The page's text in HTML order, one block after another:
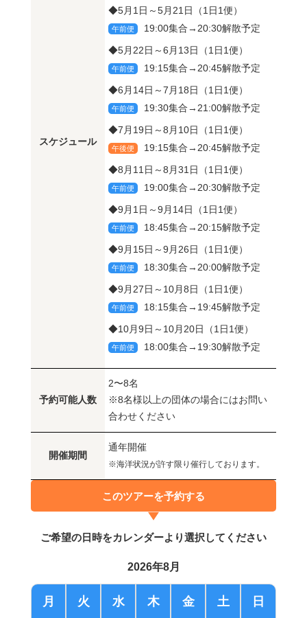
スケジュール
◆5月1日～5月21日（1日1便）
午前便 19:00集合→20:30解散予定
◆5月22日～6月13日（1日1便）
午前便 19:15集合→20:45解散予定
◆6月14日～7月18日（1日1便）
午前便 19:30集合→21:00解散予定
◆7月19日～8月10日（1日1便）
午後便 19:15集合→20:45解散予定
◆8月11日～8月31日（1日1便）
午前便 19:00集合→20:30解散予定
◆9月1日～9月14日（1日1便）
午前便 18:45集合→20:15解散予定
◆9月15日～9月26日（1日1便）
午前便 18:30集合→20:00解散予定
◆9月27日～10月8日（1日1便）
午前便 18:15集合→19:45解散予定
◆10月9日～10月20日（1日1便）
午前便 18:00集合→19:30解散予定
予約可能人数
2〜8名
※8名様以上の団体の場合にはお問い
合わせください
開催期間
通年開催
※海洋状況が許す限り催行しております。
このツアーを予約する
ご希望の日時をカレンダーより選択してください
2026年8月
月 火 水 木 金 土 日